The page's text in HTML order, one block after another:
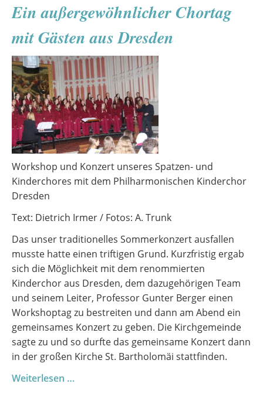
ein
Medienprojekt
der
10.
Klassen
Ein außergewöhnlicher Chortag
mit Gästen aus Dresden
Workshop und Konzert unseres Spatzen- und
Kinderchores mit dem Philharmonischen Kinderchor
Dresden
Text: Dietrich Irmer / Fotos: A. Trunk
Das unser traditionelles Sommerkonzert ausfallen
musste hatte einen triftigen Grund. Kurzfristig ergab
sich die Möglichkeit mit dem renommierten
Kinderchor aus Dresden, dem dazugehörigen Team
und seinem Leiter, Professor Gunter Berger einen
Workshoptag zu bestreiten und dann am Abend ein
gemeinsames Konzert zu geben. Die Kirchgemeinde
sagte zu und so durfte das gemeinsame Konzert dann
in der großen Kirche St. Bartholomäi stattfinden.
Weiterlesen …